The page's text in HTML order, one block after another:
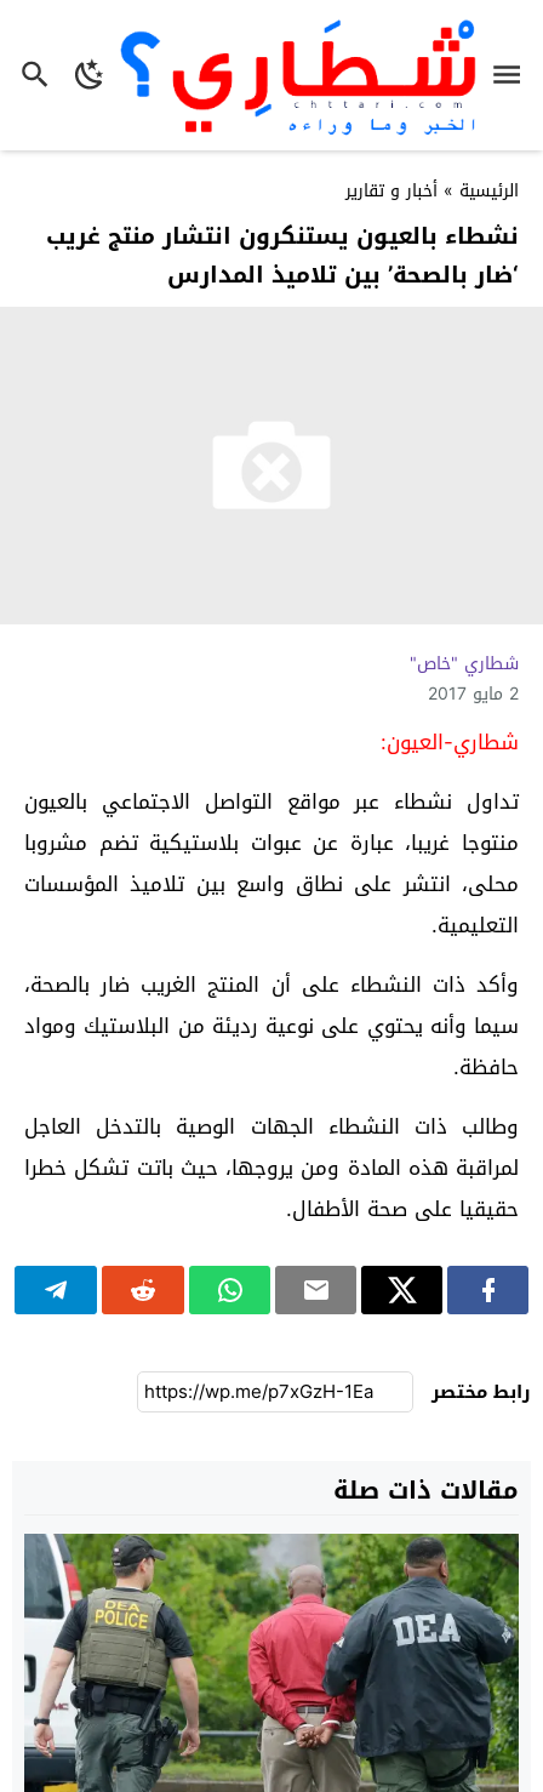
الرئيسية » أخبار و تقارير
نشطاء بالعيون يستنكرون انتشار منتج غريب
‘ضار بالصحة’ بين تلاميذ المدارس
شطاري "خاص"
2 مايو 2017
شطاري-العيون:
تداول نشطاء عبر مواقع التواصل الاجتماعي بالعيون
منتوجا غريبا، عبارة عن عبوات بلاستيكية تضم مشروبا
محلى، انتشر على نطاق واسع بين تلاميذ المؤسسات
التعليمية.
وأكد ذات النشطاء على أن المنتج الغريب ضار بالصحة،
سيما وأنه يحتوي على نوعية رديئة من البلاستيك ومواد
حافظة.
وطالب ذات النشطاء الجهات الوصية بالتدخل العاجل
لمراقبة هذه المادة ومن يروجها، حيث باتت تشكل خطرا
حقيقيا على صحة الأطفال.
رابط مختصر
مقالات ذات صلة